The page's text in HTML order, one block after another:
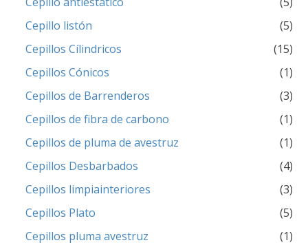
Cepillo listón
(5)
Cepillos Cílindricos
(15)
Cepillos Cónicos
(1)
Cepillos de Barrenderos
(3)
Cepillos de fibra de carbono
(1)
Cepillos de pluma de avestruz
(1)
Cepillos Desbarbados
(4)
Cepillos limpiainteriores
(3)
Cepillos Plato
(5)
Cepillos pluma avestruz
(1)